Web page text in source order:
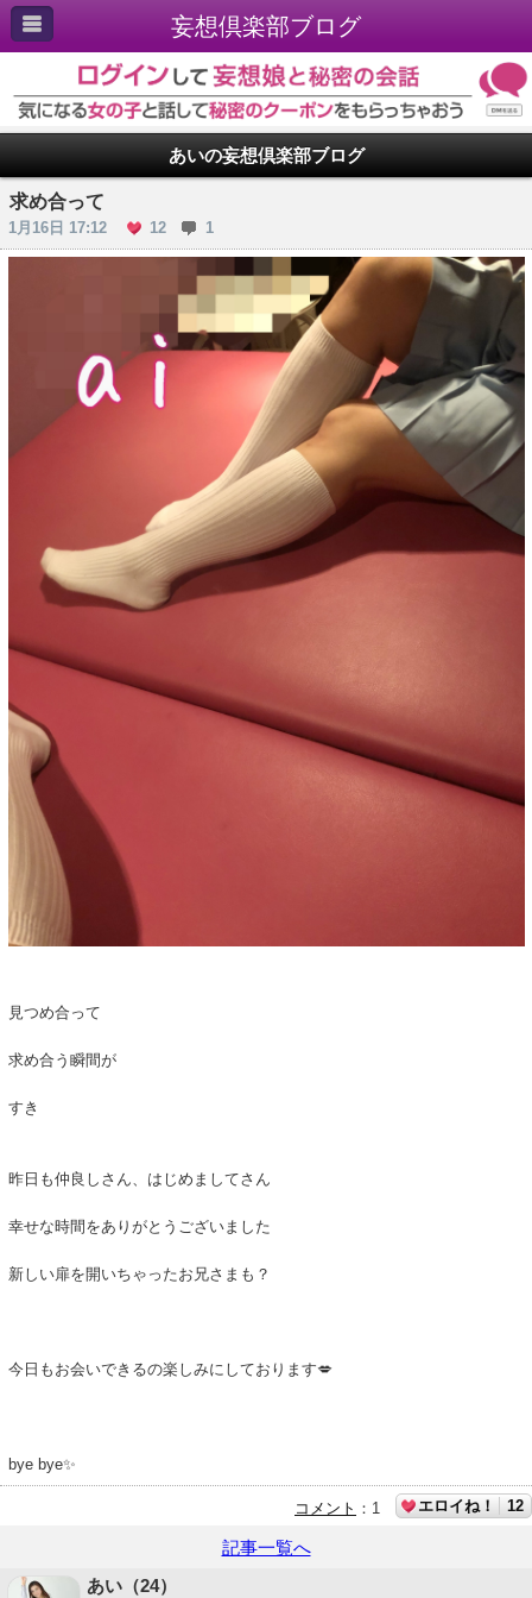
妄想倶楽部ブログ
あいの妄想倶楽部ブログ
求め合って
1月16日 17:12 12 1
見つめ合って
求め合う瞬間が
すき
昨日も仲良しさん、はじめましてさん
幸せな時間をありがとうございました
新しい扉を開いちゃったお兄さまも？
今日もお会いできるの楽しみにしております💋
bye bye✨
コメント ： 1 エロイね！ 12
記事一覧へ
あい（24）